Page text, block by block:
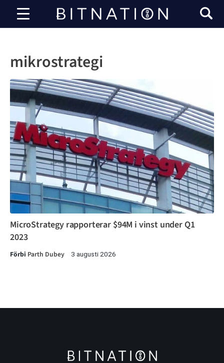
Bitnation
mikrostrategi
MicroStrategy rapporterar $94M i vinst under Q1
2023
Förbi Parth Dubey 3 augusti 2026